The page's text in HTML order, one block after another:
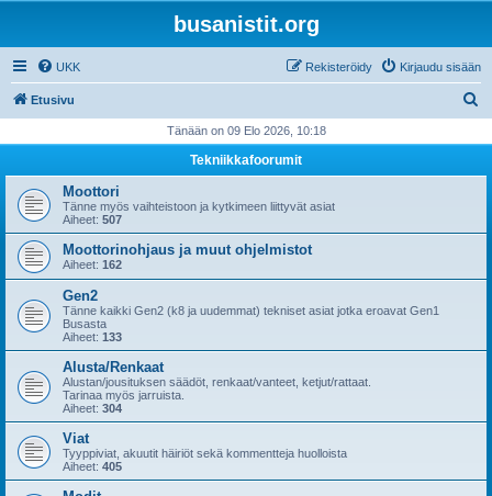
busanistit.org
UKK Kirjaudu sisään
Rekisteröidy
Etusivu
i
Tänään on 09 Elo 2026, 10:18
Tekniikkafoorumit
Moottori
Tänne myös vaihteistoon ja kytkimeen liittyvät asiat
Aiheet: 507
Moottorinohjaus ja muut ohjelmistot
Aiheet: 162
Gen2
Tänne kaikki Gen2 (k8 ja uudemmat) tekniset asiat jotka eroavat Gen1
Busasta
Aiheet: 133
Alusta/Renkaat
Alustan/jousituksen säädöt, renkaat/vanteet, ketjut/rattaat.
Tarinaa myös jarruista.
Aiheet: 304
Viat
Tyyppiviat, akuutit häiriöt sekä kommentteja huolloista
Aiheet: 405